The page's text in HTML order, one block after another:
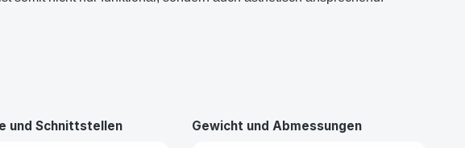
und Schnittstellen Gewicht und Abmessungen